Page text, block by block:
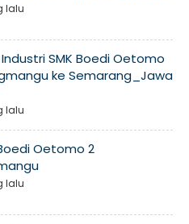
lalu
SMK Boedi Oetomo
ke Semarang_Jawa
lalu
Oetomo 2
lalu